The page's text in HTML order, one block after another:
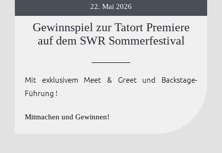
NEWSLETTER
KONTAKT
Anmelden / Registrieren
22. Mai 2026
Gewinnspiel zur Tatort Premiere
auf dem SWR Sommerfestival
Mit exklusivem Meet & Greet und Backstage-
Führung !
Mitmachen und Gewinnen!